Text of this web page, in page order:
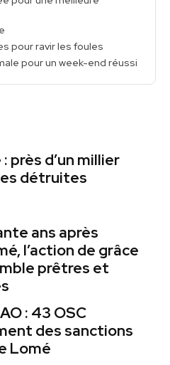
pour ravir les foules
pour un week-end réussi
près d’un millier
détruites
ans après
l’action de grâce
prêtres et
: 43 OSC
des sanctions
Lomé